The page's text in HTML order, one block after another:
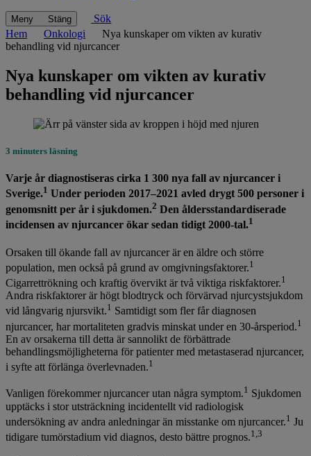
Meny Stäng
Sök
Hem
Onkologi
Nya kunskaper om vikten av kurativ
behandling vid njurcancer
Nya kunskaper om vikten av kurativ
behandling vid njurcancer
3 minuters läsning
Varje år diagnostiseras cirka 1 300 nya fall av njurcancer i
Sverige.1 Under perioden 2017–2021 avled drygt 500 personer i
genomsnitt per år i sjukdomen.2 Den åldersstandardiserade
incidensen av njurcancer ökar sedan tidigt 2000-tal.1
Orsaken till ökande fall av njurcancer är en äldre och större
population, men också på grund av omgivningsfaktorer.1
Cigarrettrökning och kraftig övervikt är två viktiga riskfaktorer.1
Andra riskfaktorer är högt blodtryck och förvärvad njurcystsjukdom
vid långvarig njursvikt.1 Samtidigt som fler får diagnosen
njurcancer, har mortaliteten gradvis minskat under en 30-årsperiod.1
En av orsakerna till detta är sannolikt de förbättrade
behandlingsmöjligheterna för patienter med metastaserad njurcancer,
i syfte att förlänga överlevnaden.1
Vanligen förekommer njurcancer utan några symptom.1 Sjukdomen
upptäcks i stor utsträckning incidentellt vid radiologisk
undersökning av andra anledningar än misstanke om njurcancer.1 Ju
tidigare tumörstadium vid diagnos, desto bättre prognos.1,3